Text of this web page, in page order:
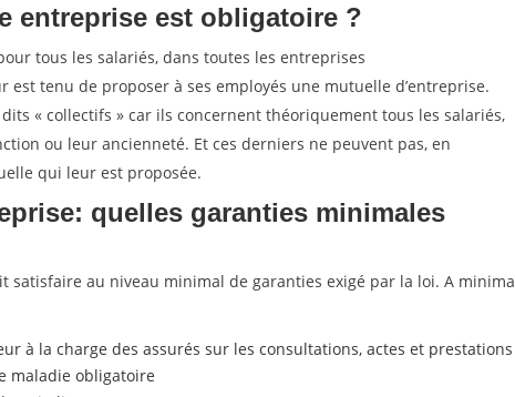
entreprise est obligatoire ?
tous les salariés, dans toutes les entreprises
est tenu de proposer à ses employés une mutuelle d’entreprise.
dits « collectifs » car ils concernent théoriquement tous les salariés,
ou leur ancienneté. Et ces derniers ne peuvent pas, en
qui leur est proposée.
quelles garanties minimales
satisfaire au niveau minimal de garanties exigé par la loi. A minima
à la charge des assurés sur les consultations, actes et prestations
maladie obligatoire